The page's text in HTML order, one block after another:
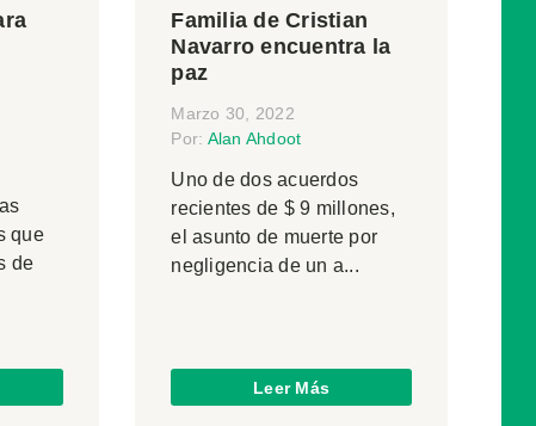
que
de
Familia de Cristian
Navarro encuentra la
paz
Marzo 30, 2022
Por: Alan Ahdoot
Uno de dos acuerdos
recientes de $ 9 millones,
el asunto de muerte por
negligencia de un a...
Leer Más